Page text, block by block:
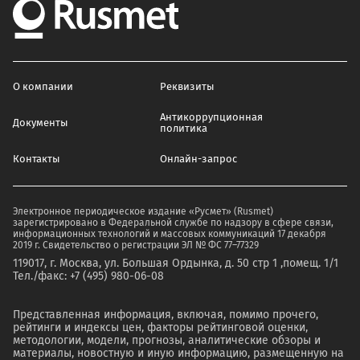
О компании Реквизиты
Документы
Антикоррупционная
политика
Контакты Онлайн-запрос
Электронное периодическое издание «Русмет» (Rusmet)
зарегистрировано в Федеральной службе по надзору в сфере связи,
информационных технологий и массовых коммуникаций 17 декабря
2019 г. Свидетельство о регистрации ЭЛ № ФС 77–77329
119017, г. Москва, ул. Большая Ордынка, д. 50 стр 1 ,помещ. 1/1
Тел./факс: +7 (495) 980-06-08
Представленная информация, включая, помимо прочего,
рейтинги и индексы цен, факторы рейтинговой оценки,
методологии, модели, прогнозы, аналитические обзоры и
материалы, новостную и иную информацию, размещенную на